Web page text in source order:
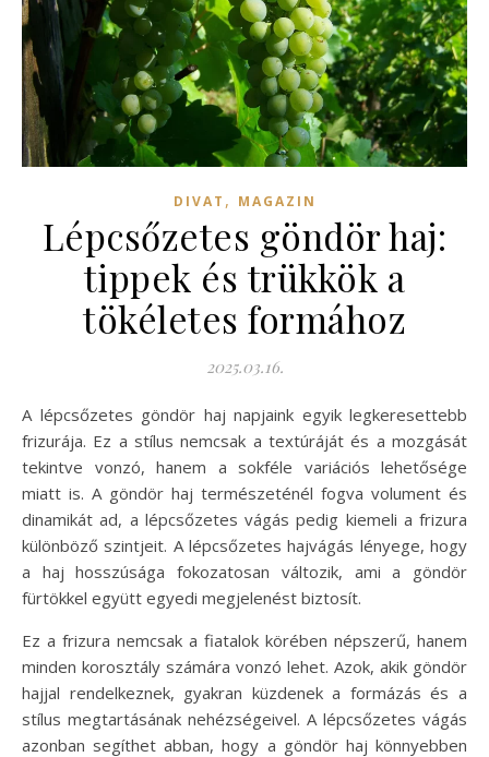
DIVAT , MAGAZIN
Lépcsőzetes göndör haj:
tippek és trükkök a
tökéletes formához
2025.03.16.
A lépcsőzetes göndör haj napjaink egyik legkeresettebb
frizurája. Ez a stílus nemcsak a textúráját és a mozgását
tekintve vonzó, hanem a sokféle variációs lehetősége
miatt is. A göndör haj természeténél fogva volument és
dinamikát ad, a lépcsőzetes vágás pedig kiemeli a frizura
különböző szintjeit. A lépcsőzetes hajvágás lényege, hogy
a haj hosszúsága fokozatosan változik, ami a göndör
fürtökkel együtt egyedi megjelenést biztosít.
Ez a frizura nemcsak a fiatalok körében népszerű, hanem
minden korosztály számára vonzó lehet. Azok, akik göndör
hajjal rendelkeznek, gyakran küzdenek a formázás és a
stílus megtartásának nehézségeivel. A lépcsőzetes vágás
azonban segíthet abban, hogy a göndör haj könnyebben